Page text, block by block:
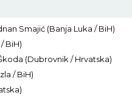
Smajić (Banja Luka / BiH)
BiH)
(Dubrovnik / Hrvatska)
/ BiH)